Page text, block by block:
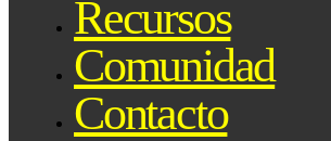
Recursos
Comunidad
Contacto